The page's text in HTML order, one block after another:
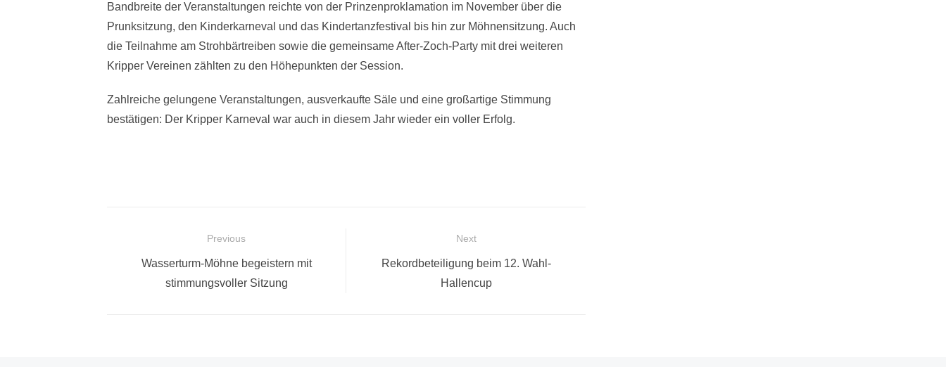
Bandbreite der Veranstaltungen reichte von der Prinzenproklamation im November über die
Prunksitzung, den Kinderkarneval und das Kindertanzfestival bis hin zur Möhnensitzung. Auch
die Teilnahme am Strohbärtreiben sowie die gemeinsame After-Zoch-Party mit drei weiteren
Kripper Vereinen zählten zu den Höhepunkten der Session.
Zahlreiche gelungene Veranstaltungen, ausverkaufte Säle und eine großartige Stimmung
bestätigen: Der Kripper Karneval war auch in diesem Jahr wieder ein voller Erfolg.
Beitragsnavigation
Previous
Previous
Wasserturm-Möhne begeistern mit
stimmungsvoller Sitzung
Next
Next
Rekordbeteiligung beim 12. Wahl-
Hallencup